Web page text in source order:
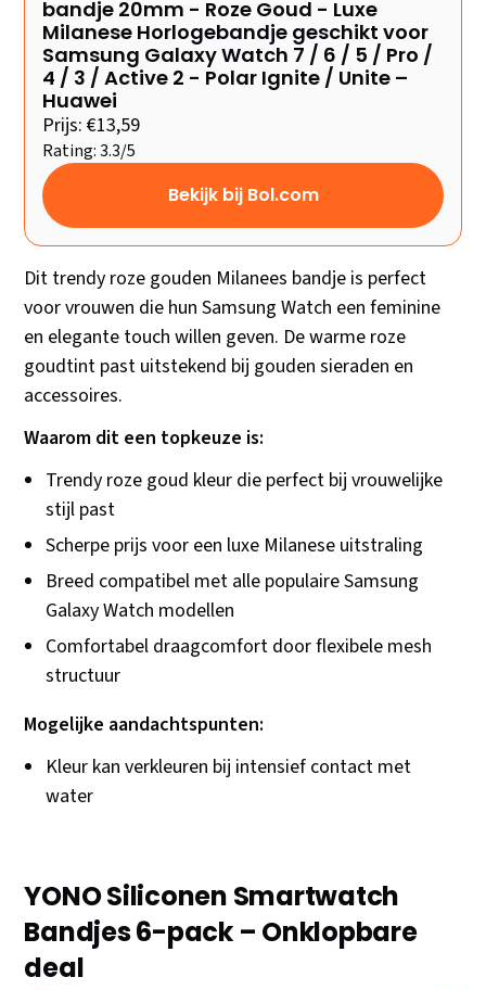
bandje 20mm - Roze Goud - Luxe
Milanese Horlogebandje geschikt voor
Samsung Galaxy Watch 7 / 6 / 5 / Pro /
4 / 3 / Active 2 - Polar Ignite / Unite –
Huawei
Prijs: €13,59
Rating: 3.3/5
Bekijk bij Bol.com
Dit trendy roze gouden Milanees bandje is perfect
voor vrouwen die hun Samsung Watch een feminine
en elegante touch willen geven. De warme roze
goudtint past uitstekend bij gouden sieraden en
accessoires.
Waarom dit een topkeuze is:
Trendy roze goud kleur die perfect bij vrouwelijke
stijl past
Scherpe prijs voor een luxe Milanese uitstraling
Breed compatibel met alle populaire Samsung
Galaxy Watch modellen
Comfortabel draagcomfort door flexibele mesh
structuur
Mogelijke aandachtspunten:
Kleur kan verkleuren bij intensief contact met
water
YONO Siliconen Smartwatch
Bandjes 6-pack – Onklopbare
deal